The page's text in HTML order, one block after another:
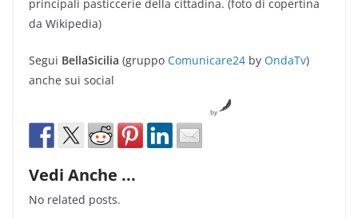
principali pasticcerie della cittadina. (foto di copertina
da Wikipedia)
Segui BellaSicilia (gruppo Comunicare24 by OndaTv)
anche sui social
by
Vedi Anche ...
No related posts.